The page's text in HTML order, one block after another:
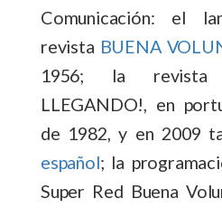
Comunicación: el
revista BUENA
1956; la revista
LLEGANDO!, en
de 1982, y en 2009
español; la
Super Red Buena